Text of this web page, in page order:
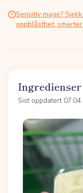
Sensitiv mage?
oppblåsthet,
Ingredienser
Sist oppdatert